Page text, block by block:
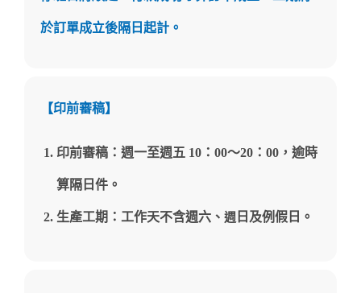
於訂單成立後隔日起計。
【印前審稿】
印前審稿：週一至週五 10：00～20： 00，逾時
算隔日件。
生產工期：工作天不含週六、 週 日及例假日。